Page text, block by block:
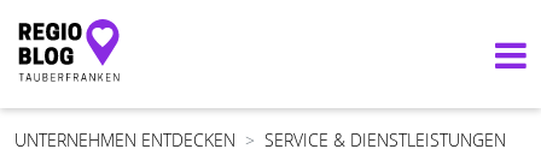
Hauptnavigation
UNTERNEHMEN ENTDECKEN
SERVICE & DIENSTLEISTUNGEN